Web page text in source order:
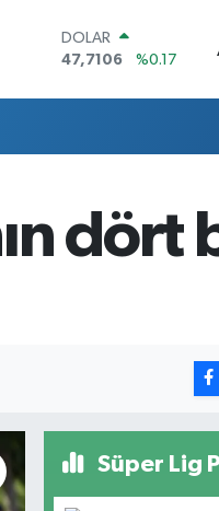
DOLAR
47,7106
%0.17
BİST100
13.773
%-19
BITCOIN
dört
Süper Lig